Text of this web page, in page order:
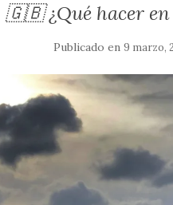
🇬🇧 ¿Qué hacer en
Publicado en 9 marzo,